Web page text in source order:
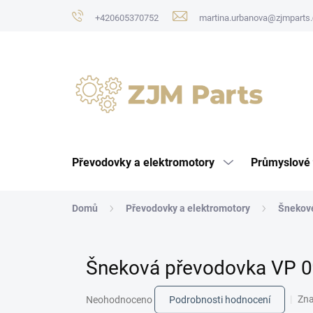
+420605370752
Převodovky a elektromotory
Domů Převodovky a elektromotory
Šneková převodovka VP
hodnocení
Neohodnoceno Podrobnosti hodnocení